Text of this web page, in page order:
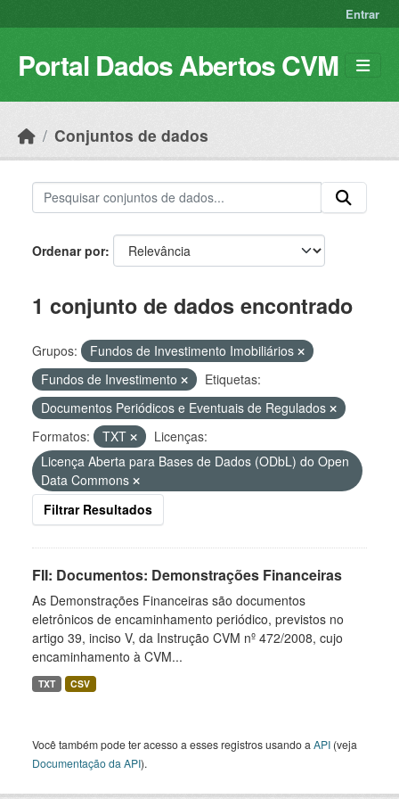
Entrar
Portal Dados Abertos CVM
Conjuntos de dados
Ordenar por
1 conjunto de dados encontrado
Grupos:
Fundos de Investimento Imobiliários
Fundos de Investimento
Etiquetas:
Documentos Periódicos e Eventuais de Regulados
Formatos:
TXT
Licenças:
Licença Aberta para Bases de Dados (ODbL) do Open
Data Commons
Filtrar Resultados
FII: Documentos: Demonstrações Financeiras
As Demonstrações Financeiras são documentos
eletrônicos de encaminhamento periódico, previstos no
artigo 39, inciso V, da Instrução CVM nº 472/2008, cujo
encaminhamento à CVM...
TXT CSV
Você também pode ter acesso a esses registros usando a API (veja
Documentação da API).